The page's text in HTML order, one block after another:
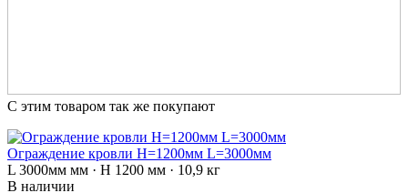
С этим товаром так же покупают
Ограждение кровли H=1200мм L=3000мм
L 3000мм мм · H 1200 мм · 10,9 кг
В наличии